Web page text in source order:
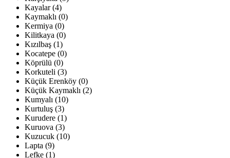
Kayalar (4)
Kaymaklı (0)
Kermiya (0)
Kilitkaya (0)
Kızılbaş (1)
Kocatepe (0)
Köprülü (0)
Korkuteli (3)
Küçük Erenköy (0)
Küçük Kaymaklı (2)
Kumyalı (10)
Kurtuluş (3)
Kurudere (1)
Kuruova (3)
Kuzucuk (10)
Lapta (9)
Lefke (1)